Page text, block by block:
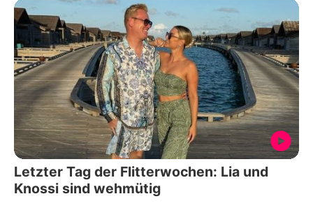
Letzter Tag der Flitterwochen: Lia und
Knossi sind wehmütig